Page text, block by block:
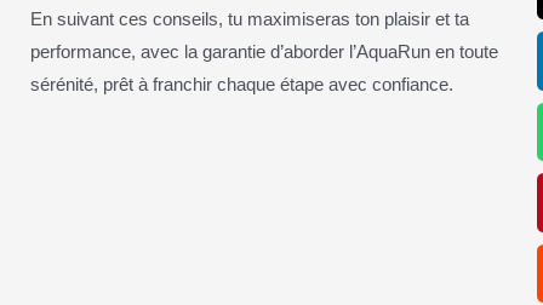
En suivant ces conseils, tu maximiseras ton plaisir et ta
performance, avec la garantie d’aborder l’AquaRun en toute
sérénité, prêt à franchir chaque étape avec confiance.